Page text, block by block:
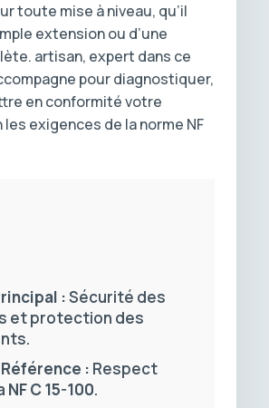
toute mise à niveau, qu’il
extension ou d’une
artisan, expert dans ce
pour diagnostiquer,
en conformité votre
exigences de la norme NF
:Sécurité des
et protection des
: Respect
NF C 15-100.